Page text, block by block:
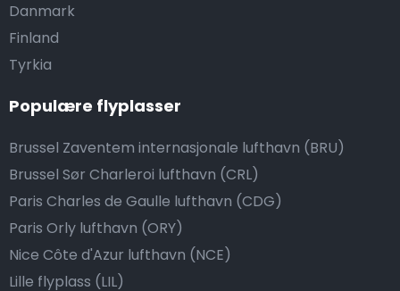
Danmark
Finland
Tyrkia
Populære flyplasser
Brussel Zaventem internasjonale lufthavn (BRU)
Brussel Sør Charleroi lufthavn (CRL)
Paris Charles de Gaulle lufthavn (CDG)
Paris Orly lufthavn (ORY)
Nice Côte d'Azur lufthavn (NCE)
Lille flyplass (LIL)